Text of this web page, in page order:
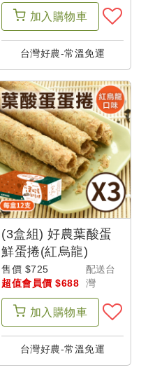
加入 購物車
台灣好農-常溫免運
(3盒組) 好農葉酸蛋
鮮蛋捲(紅烏龍)
售價 $725
超值會員價 $688
配送台
灣
加入 購物車
台灣好農-常溫免運